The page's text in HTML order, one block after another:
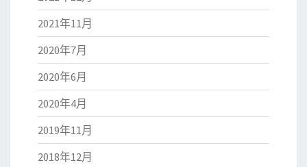
2021年11月
2020年7月
2020年6月
2020年4月
2019年11月
2018年12月